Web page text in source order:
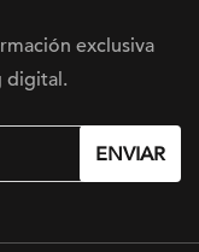
exclusiva
digital.
ENVIAR